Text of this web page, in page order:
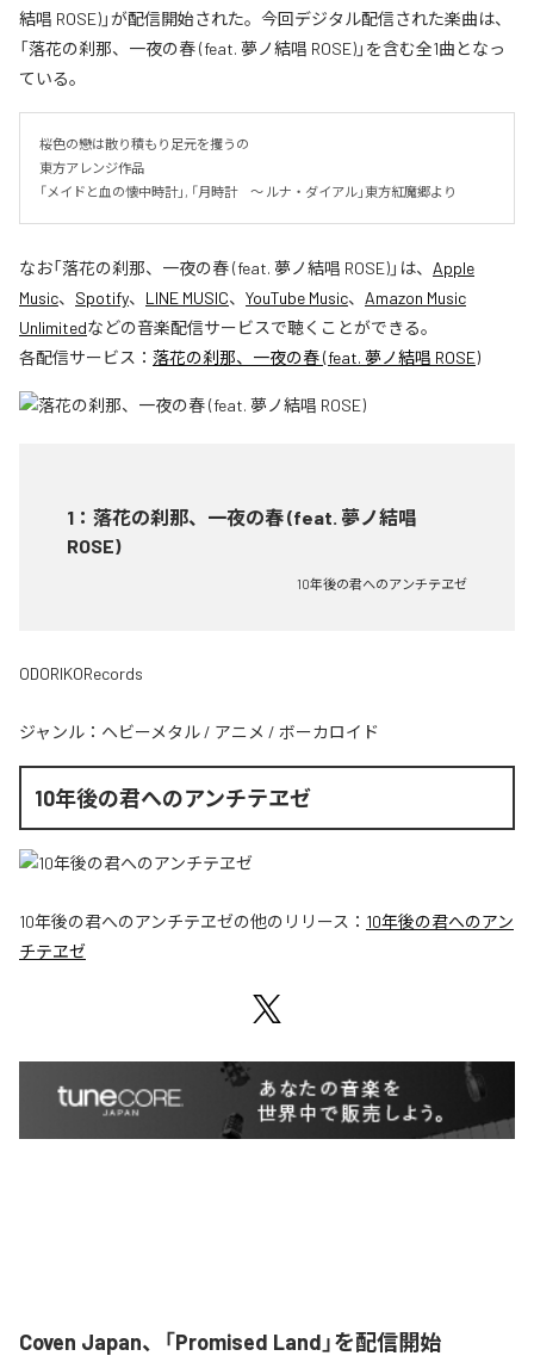
結唱 ROSE)」が配信開始された。今回デジタル配信された楽曲は、
「落花の刹那、一夜の春 (feat. 夢ノ結唱 ROSE)」を含む全1曲となっ
ている。
桜色の戀は散り積もり足元を攫うの
東方アレンジ作品
「メイドと血の懐中時計」, 「月時計　～ ルナ・ダイアル」東方紅魔郷より
なお「落花の刹那、一夜の春 (feat. 夢ノ結唱 ROSE)」は、 Apple
Music、 Spotify、 LINE MUSIC、 YouTube Music、 Amazon Music
Unlimitedなどの音楽配信サービスで聴くことができる。
各配信サービス： 落花の刹那、一夜の春 (feat. 夢ノ結唱 ROSE)
1 ： 落花の刹那、一夜の春 (feat. 夢ノ結唱
ROSE)
10年後の君へのアンチテヱゼ
ODORIKORecords
ジャンル： ヘビーメタル / アニメ / ボーカロイド
10年後の君へのアンチテヱゼ
10年後の君へのアンチテヱゼの他のリリース： 10年後の君へのアン
チテヱゼ
Coven Japan、「Promised Land」を配信開始